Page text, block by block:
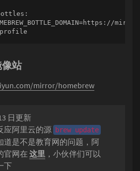
站
mirror/homebrew
日更新
应阿里云的源 brew update
道是不是教育网的问题，阿
官网在 这里 ，小伙伴们可以
下